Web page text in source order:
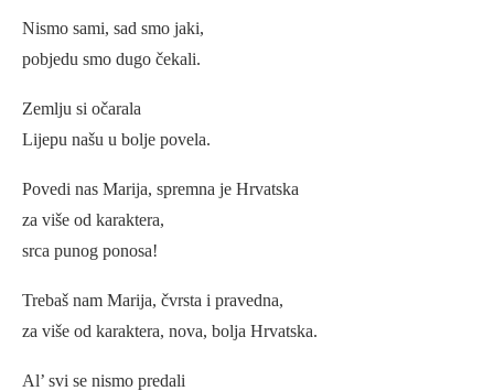
Nismo sami, sad smo jaki,
pobjedu smo dugo čekali.
Zemlju si očarala
Lijepu našu u bolje povela.
Povedi nas Marija, spremna je Hrvatska
za više od karaktera,
srca punog ponosa!
Trebaš nam Marija, čvrsta i pravedna,
za više od karaktera, nova, bolja Hrvatska.
Al’ svi se nismo predali